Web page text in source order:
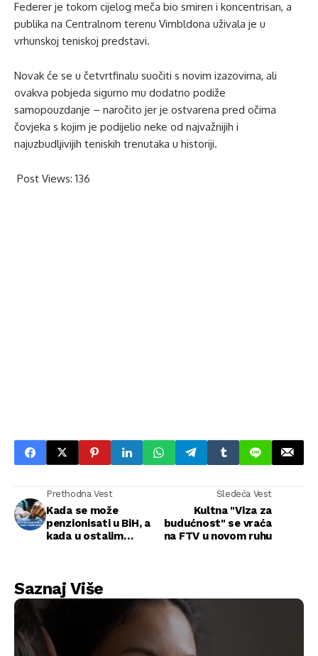
Federer je tokom cijelog meča bio smiren i koncentrisan, a
publika na Centralnom terenu Vimbldona uživala je u
vrhunskoj teniskoj predstavi.
Novak će se u četvrtfinalu suočiti s novim izazovima, ali
ovakva pobjeda sigurno mu dodatno podiže
samopouzdanje – naročito jer je ostvarena pred očima
čovjeka s kojim je podijelio neke od najvažnijih i
najuzbudljivijih teniskih trenutaka u historiji.
Post Views: 136
Prethodna Vest
Kada se može
penzionisati u BiH, a
kada u ostalim
Sledeća Vest
Kultna "Viza za
budućnost" se vraća
na FTV u novom ruhu
Saznaj Više